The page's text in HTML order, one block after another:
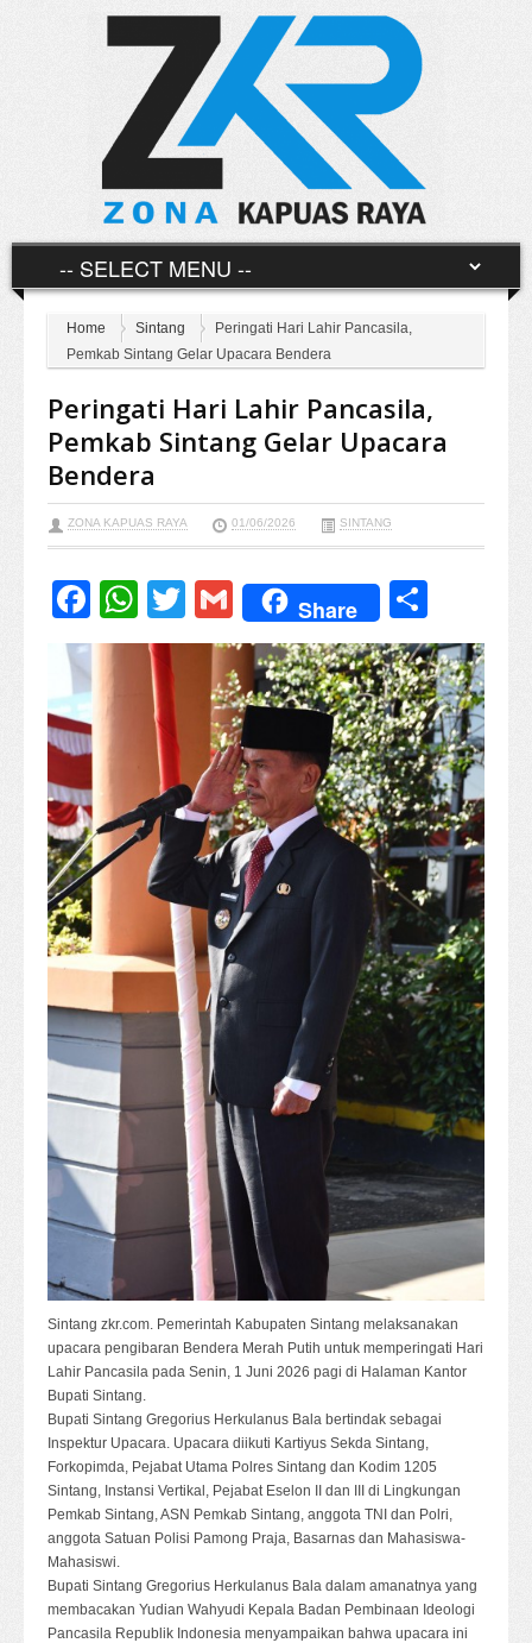
Home Sintang
Peringati Hari Lahir Pancasila,
Pemkab Sintang Gelar Upacara Bendera
Peringati Hari Lahir Pancasila,
Pemkab Sintang Gelar Upacara
Bendera
ZONA KAPUAS RAYA 01/06/2026 SINTANG
Facebook
WhatsApp
TwitterGmail
Share
Sintang zkr.com. Pemerintah Kabupaten Sintang melaksanakan
upacara pengibaran Bendera Merah Putih untuk memperingati Hari
Lahir Pancasila pada Senin, 1 Juni 2026 pagi di Halaman Kantor
Bupati Sintang.
Bupati Sintang Gregorius Herkulanus Bala bertindak sebagai
Inspektur Upacara. Upacara diikuti Kartiyus Sekda Sintang,
Forkopimda, Pejabat Utama Polres Sintang dan Kodim 1205
Sintang, Instansi Vertikal, Pejabat Eselon II dan III di Lingkungan
Pemkab Sintang, ASN Pemkab Sintang, anggota TNI dan Polri,
anggota Satuan Polisi Pamong Praja, Basarnas dan Mahasiswa-
Mahasiswi.
Bupati Sintang Gregorius Herkulanus Bala dalam amanatnya yang
membacakan Yudian Wahyudi Kepala Badan Pembinaan Ideologi
Pancasila Republik Indonesia menyampaikan bahwa upacara ini